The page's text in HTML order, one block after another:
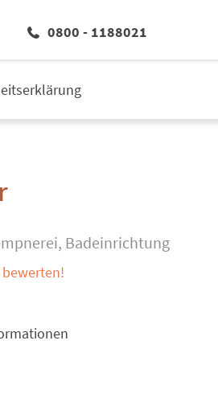
0800 - 1188021
Badeinrichtung